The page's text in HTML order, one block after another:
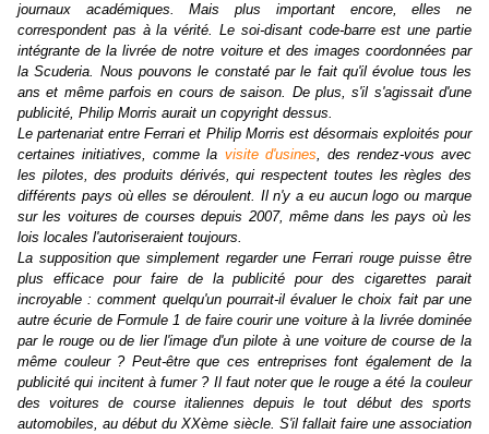
journaux académiques. Mais plus important encore, elles ne
correspondent pas à la vérité. Le soi-disant code-barre est une partie
intégrante de la livrée de notre voiture et des images coordonnées par
la Scuderia. Nous pouvons le constaté par le fait qu'il évolue tous les
ans et même parfois en cours de saison. De plus, s'il s'agissait d'une
publicité, Philip Morris aurait un copyright dessus.
Le partenariat entre Ferrari et Philip Morris est désormais exploités pour
certaines initiatives, comme la visite d'usines, des rendez-vous avec
les pilotes, des produits dérivés, qui respectent toutes les règles des
différents pays où elles se déroulent. Il n'y a eu aucun logo ou marque
sur les voitures de courses depuis 2007, même dans les pays où les
lois locales l'autoriseraient toujours.
La supposition que simplement regarder une Ferrari rouge puisse être
plus efficace pour faire de la publicité pour des cigarettes parait
incroyable : comment quelqu'un pourrait-il évaluer le choix fait par une
autre écurie de Formule 1 de faire courir une voiture à la livrée dominée
par le rouge ou de lier l'image d'un pilote à une voiture de course de la
même couleur ? Peut-être que ces entreprises font également de la
publicité qui incitent à fumer ? Il faut noter que le rouge a été la couleur
des voitures de course italiennes depuis le tout début des sports
automobiles, au début du XXème siècle. S'il fallait faire une association